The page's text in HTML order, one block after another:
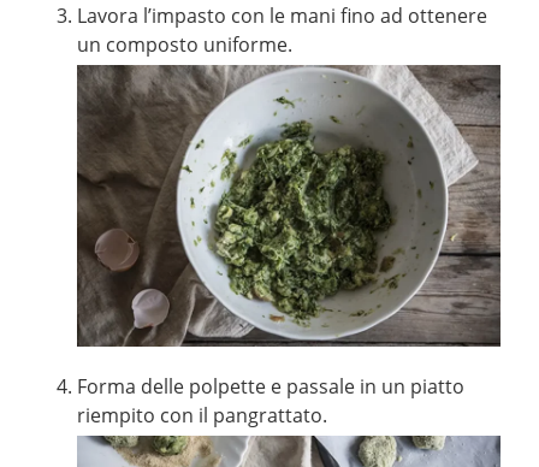
Lavora l’impasto con le mani fino ad ottenere
un composto uniforme.
Forma delle polpette e passale in un piatto
riempito con il pangrattato.